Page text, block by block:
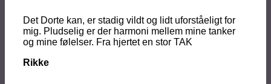
Det Dorte kan, er stadig vildt og lidt uforståeligt for
mig. Pludselig er der harmoni mellem mine tanker
og mine følelser. Fra hjertet en stor TAK
Rikke